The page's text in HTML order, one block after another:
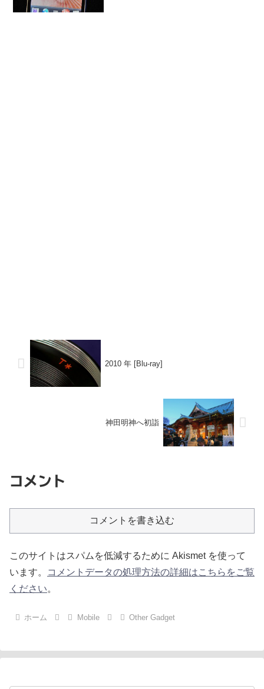
2010 年 [Blu-ray]
神田明神へ初詣
コメント
コメントを書き込む
このサイトはスパムを低減するために Akismet を使って
います。
コメントデータの処理方法の詳細はこちらをご覧
ください。
ホーム Mobile Other Gadget